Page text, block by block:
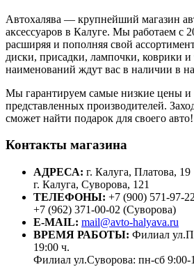
Автохалява — крупнейший магазин
аксессуаров в Калуге. Мы работаем с
расширяя и пополняя свой
диски, присадки, лампочки, коврики
наименований ждут вас в наличии в
Мы гарантируем самые низкие цены
представленных производителей.
сможет найти подарок для своего авто!
Контакты магазина
АДРЕСА: г. Калуга, Платова, 19
г. Калуга, Суворова, 121
ТЕЛЕФОНЫ: +7 (900) 571-97-
+7 (962) 371-00-02 (Суворова)
E-MAIL: mail@avto-halyava.ru
ВРЕМЯ РАБОТЫ: Филиал
19:00 ч.
Филиал ул.Суворова: пн-сб 9:00-